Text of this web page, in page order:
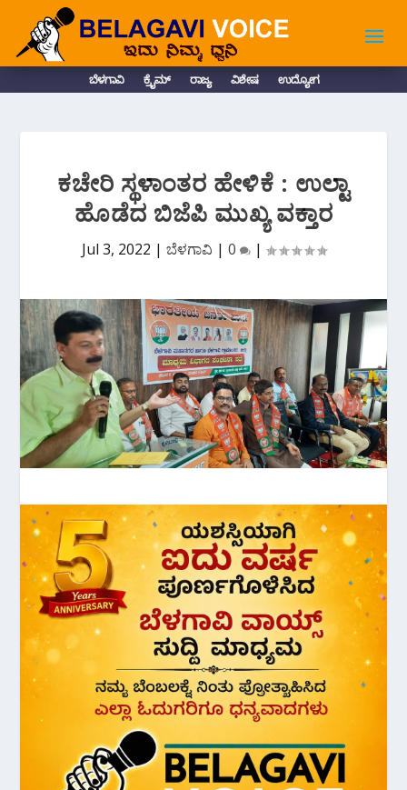
ಬೆಳಗಾವಿ ಕ್ರೈಮ್ ರಾಜ್ಯ ವಿಶೇಷ ಉದ್ಯೋಗ
ಕಚೇರಿ ಸ್ಥಳಾಂತರ ಹೇಳಿಕೆ : ಉಲ್ಟಾ
ಹೊಡೆದ ಬಿಜೆಪಿ ಮುಖ್ಯ ವಕ್ತಾರ
Jul 3, 2022 | ಬೆಳಗಾವಿ | 0 |